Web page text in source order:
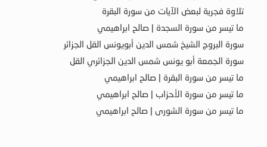
تلاوة فجرية لبعض الآيات من سورة البقرة
ما تيسر من سورة السجدة | صالح ابراهيمي
سورة البروج الشيخ شمس الدين أبويونس القل الجزائر
سورة الجمعة أبو يونس شمس الدين الجزائري القل
ما تيسر من سورة البقرة | صالح ابراهيمي
ما تيسر من سورة الأحزاب | صالح ابراهيمي
ما تيسر من سورة الشورى | صالح ابراهيمي